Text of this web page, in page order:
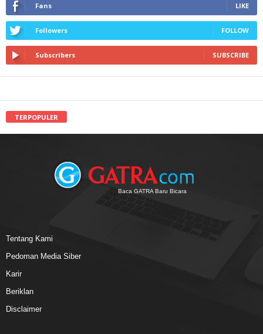
Fans LIKE
Followers FOLLOW
Subscribers SUBSCRIBE
TERPOPULER
Baca GATRA Baru Bicara
Tentang Kami
Pedoman Media Siber
Karir
Beriklan
Disclaimer